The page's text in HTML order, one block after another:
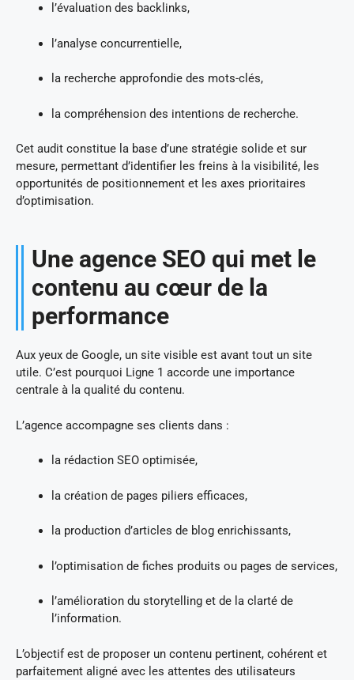
l’évaluation des backlinks,
l’analyse concurrentielle,
la recherche approfondie des mots-clés,
la compréhension des intentions de recherche.
Cet audit constitue la base d’une stratégie solide et sur
mesure, permettant d’identifier les freins à la visibilité, les
opportunités de positionnement et les axes prioritaires
d’optimisation.
Une agence SEO qui met le
contenu au cœur de la
performance
Aux yeux de Google, un site visible est avant tout un site
utile. C’est pourquoi Ligne 1 accorde une importance
centrale à la qualité du contenu.
L’agence accompagne ses clients dans :
la rédaction SEO optimisée,
la création de pages piliers efficaces,
la production d’articles de blog enrichissants,
l’optimisation de fiches produits ou pages de services,
l’amélioration du storytelling et de la clarté de
l’information.
L’objectif est de proposer un contenu pertinent, cohérent et
parfaitement aligné avec les attentes des utilisateurs